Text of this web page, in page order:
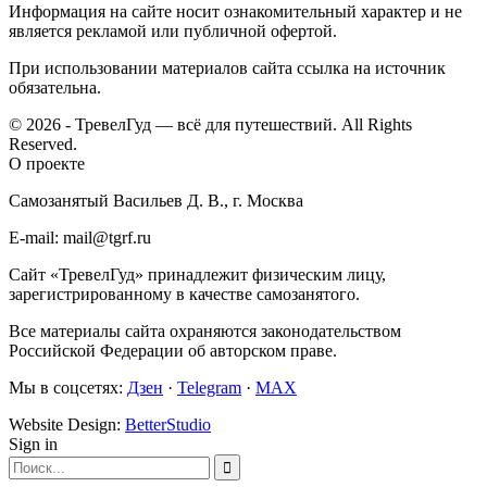
Информация на сайте носит ознакомительный характер и не
является рекламой или публичной офертой.
При использовании материалов сайта ссылка на источник
обязательна.
© 2026 - ТревелГуд — всё для путешествий. All Rights
Reserved.
О проекте
Самозанятый Васильев Д. В., г. Москва
E-mail: mail@tgrf.ru
Сайт «ТревелГуд» принадлежит физическим лицу,
зарегистрированному в качестве самозанятого.
Все материалы сайта охраняются законодательством
Российской Федерации об авторском праве.
Мы в соцсетях: Дзен · Telegram · MAX
Website Design: BetterStudio
Sign in